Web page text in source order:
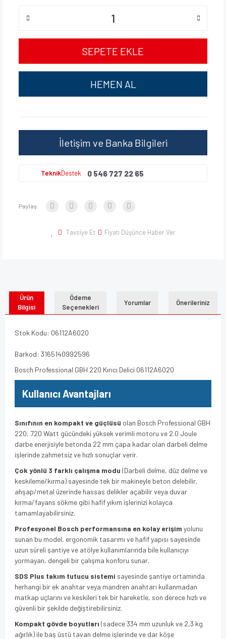
SEPETE EKLE
HEMEN AL
İletişim ve Banka Bilgileri
TeknikDestek 0 546 727 22 65
Paylaş:
Tavsiye Et Fiyatı Düşünce Haber Ver
Ürün
Bilgisi
Ödeme
Seçenekleri
Yorumlar Önerileriniz
Stok Kodu: 06112A6020
Barkod: 3165140992596
Bosch Professional GBH 220 Kırıcı Delici 06112A6020
Kullanıcı Avantajları
Sınıfının en kompakt ve güçlüsü olan Bosch Professional GBH
220, 720 Watt gücündeki yüksek verimli motoru ve 2.0 Joule
darbe enerjisiyle betonda 22 mm çapa kadar olan darbeli delme
işlerinde zahmetsiz ve hızlı sonuçlar verir.
Çok yönlü 3 farklı çalışma modu (Darbeli delme, düz delme ve
keskileme/kırma) sayesinde tek bir makineyle beton delebilir,
ahşap/metal üzerinde hassas delikler açabilir veya duvar
kırma/fayans sökme gibi hafif yıkım işlerinizi kolayca
tamamlayabilirsiniz.
Profesyonel Bosch performansına en kolay erişim yolunu
sunan bu model, ergonomik tasarımı ve hafif yapısı sayesinde
uzun süreli şantiye ve atölye kullanımlarında bile kullanıcıyı
yormayan, dengeli bir çalışma konforu sunar.
SDS Plus takım tutucu sistemi sayesinde şantiye ortamında
herhangi bir ek anahtar veya mandren anahtarı kullanmadan
matkap uçlarını ve keskileri tek bir hareketle, son derece hızlı ve
güvenli bir şekilde değiştirebilirsiniz.
Kompakt gövde boyutları (sadece 334 mm uzunluk ve 2,3 kg
ağırlık) ile baş üstü tavan delme işlerinde ve dar köşe